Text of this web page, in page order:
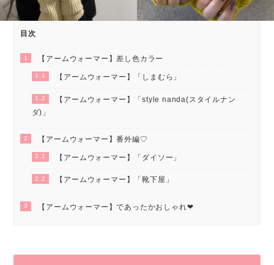
目次
1 【アームウォーマー】差し色カラー
1.1 【アームウォーマー】「しまむら」
1.2
【アームウォーマー】「style nanda(スタイルナン
ダ)」
2 【アームウォーマー】番外編♡
2.1 【アームウォーマー】「ダイソー」
2.2 【アームウォーマー】「靴下屋」
3 【アームウォーマー】であったかおしゃれ❤︎